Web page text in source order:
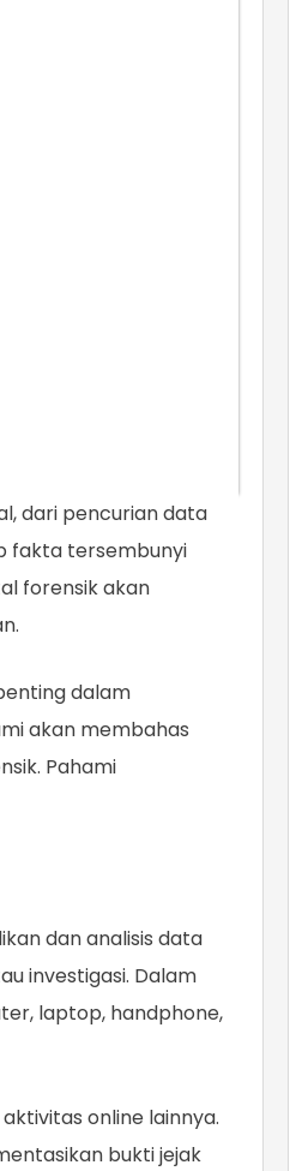
dari pencurian data
fakta tersembunyi
forensik akan
dalam
akan membahas
Pahami
dan analisis data
investigasi. Dalam
laptop, handphone,
online lainnya.
bukti jejak